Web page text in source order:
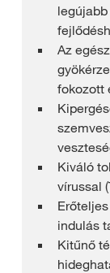
Az
fokozott
Kiváló
vírussal
indulás
Kitűnő